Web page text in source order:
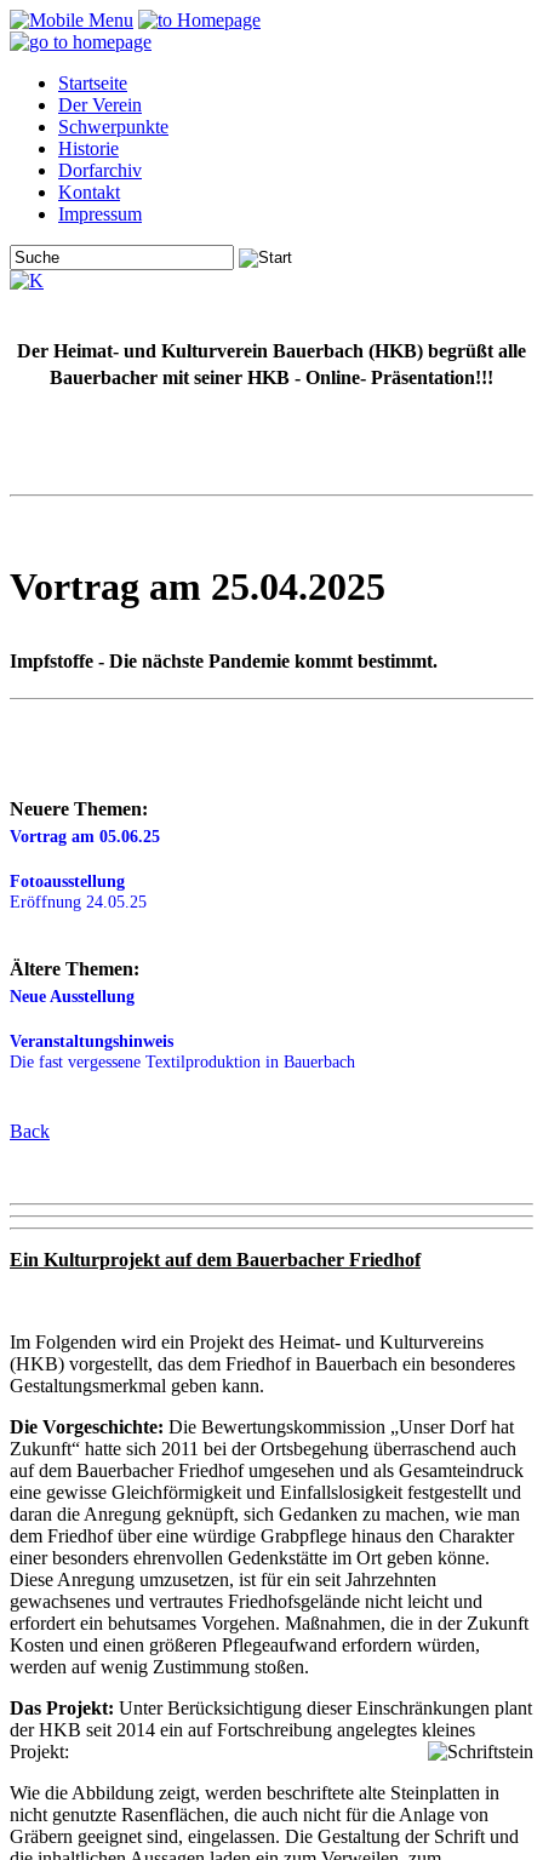
Startseite
Der Verein
Schwerpunkte
Historie
Dorfarchiv
Kontakt
Impressum
Der Heimat- und Kulturverein Bauerbach (HKB) begrüßt alle
Bauerbacher mit seiner HKB - Online- Präsentation!!!
Vortrag am 25.04.2025
Impfstoffe - Die nächste Pandemie kommt bestimmt.
Neuere Themen:
Vortrag am 05.06.25
Fotoausstellung
Eröffnung 24.05.25
Ältere Themen:
Neue Ausstellung
Veranstaltungshinweis
Die fast vergessene Textilproduktion in Bauerbach
Back
Ein Kulturprojekt auf dem Bauerbacher Friedhof
Im Folgenden wird ein Projekt des Heimat- und Kulturvereins
(HKB) vorgestellt, das dem Friedhof in Bauerbach ein besonderes
Gestaltungsmerkmal geben kann.
Die Vorgeschichte: Die Bewertungskommission „Unser Dorf hat
Zukunft“ hatte sich 2011 bei der Ortsbegehung überraschend auch
auf dem Bauerbacher Friedhof umgesehen und als Gesamteindruck
eine gewisse Gleichförmigkeit und Einfallslosigkeit festgestellt und
daran die Anregung geknüpft, sich Gedanken zu machen, wie man
dem Friedhof über eine würdige Grabpflege hinaus den Charakter
einer besonders ehrenvollen Gedenkstätte im Ort geben könne.
Diese Anregung umzusetzen, ist für ein seit Jahrzehnten
gewachsenes und vertrautes Friedhofsgelände nicht leicht und
erfordert ein behutsames Vorgehen. Maßnahmen, die in der Zukunft
Kosten und einen größeren Pflegeaufwand erfordern würden,
werden auf wenig Zustimmung stoßen.
Das Projekt: Unter Berücksichtigung dieser Einschränkungen plant
der HKB seit 2014 ein auf Fortschreibung angelegtes kleines
Projekt:
Wie die Abbildung zeigt, werden beschriftete alte Steinplatten in
nicht genutzte Rasenflächen, die auch nicht für die Anlage von
Gräbern geeignet sind, eingelassen. Die Gestaltung der Schrift und